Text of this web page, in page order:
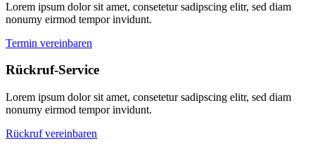
Lorem ipsum dolor sit amet, consetetur sadipscing elitr, sed diam
nonumy eirmod tempor invidunt.
Termin vereinbaren
Rückruf-Service
Lorem ipsum dolor sit amet, consetetur sadipscing elitr, sed diam
nonumy eirmod tempor invidunt.
Rückruf vereinbaren